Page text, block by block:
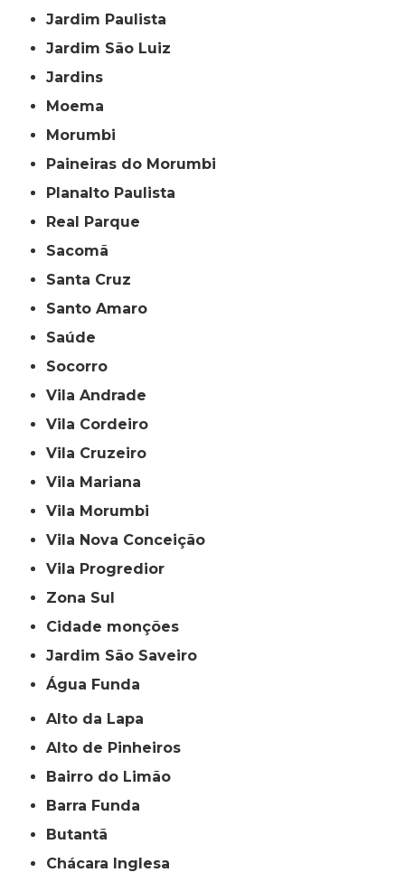
Jardim Paulista
Jardim São Luiz
Jardins
Moema
Morumbi
Paineiras do Morumbi
Planalto Paulista
Real Parque
Sacomã
Santa Cruz
Santo Amaro
Saúde
Socorro
Vila Andrade
Vila Cordeiro
Vila Cruzeiro
Vila Mariana
Vila Morumbi
Vila Nova Conceição
Vila Progredior
Zona Sul
cidade monções
jardim São Saveiro
Água Funda
Alto da Lapa
Alto de Pinheiros
Bairro do Limão
Barra Funda
Butantã
Chácara Inglesa